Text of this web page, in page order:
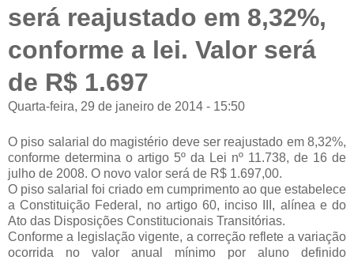
será reajustado em 8,32%,
conforme a lei. Valor será
de R$ 1.697
Quarta-feira, 29 de janeiro de 2014 - 15:50
O piso salarial do magistério deve ser reajustado em 8,32%,
conforme determina o artigo 5º da Lei nº 11.738, de 16 de
julho de 2008. O novo valor será de R$ 1.697,00.
O piso salarial foi criado em cumprimento ao que estabelece
a Constituição Federal, no artigo 60, inciso III, alínea e do
Ato das Disposições Constitucionais Transitórias.
Conforme a legislação vigente, a correção reflete a variação
ocorrida no valor anual mínimo por aluno definido